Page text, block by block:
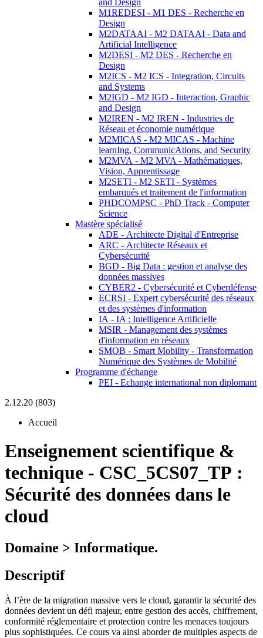
and Design
M1REDESI - M1 DES - Recherche en
Design
M2DATAAI - M2 DATAAI - Data and
Artificial Intelligence
M2DESI - M2 DES - Recherche en
Design
M2ICS - M2 ICS - Integration, Circuits
and Systems
M2IGD - M2 IGD - Interaction, Graphic
and Design
M2IREN - M2 IREN - Industries de
Réseau et économie numérique
M2MICAS - M2 MICAS - Machine
learnIng, CommunicAtions, and Security
M2MVA - M2 MVA - Mathématiques,
Vision, Apprentissage
M2SETI - M2 SETI - Systèmes
embarqués et traitement de l'information
PHDCOMPSC - PhD Track - Computer
Science
Mastère spécialisé
ADE - Architecte Digital d'Entreprise
ARC - Architecte Réseaux et
Cybersécurité
BGD - Big Data : gestion et analyse des
données massives
CYBER2 - Cybersécurité et Cyberdéfense
ECRSI - Expert cybersécurité des réseaux
et des systèmes d'information
IA - IA : Intelligence Artificielle
MSIR - Management des systèmes
d'information en réseaux
SMOB - Smart Mobility - Transformation
Numérique des Systèmes de Mobilité
Programme d'échange
PEI - Echange international non diplomant
2.12.20 (803)
Accueil
Enseignement scientifique &
technique - CSC_5CS07_TP :
Sécurité des données dans le
cloud
Domaine > Informatique.
Descriptif
À l’ère de la migration massive vers le cloud, garantir la sécurité des
données devient un défi majeur, entre gestion des accès, chiffrement,
conformité réglementaire et protection contre les menaces toujours
plus sophistiquées. Ce cours va ainsi aborder de multiples aspects de